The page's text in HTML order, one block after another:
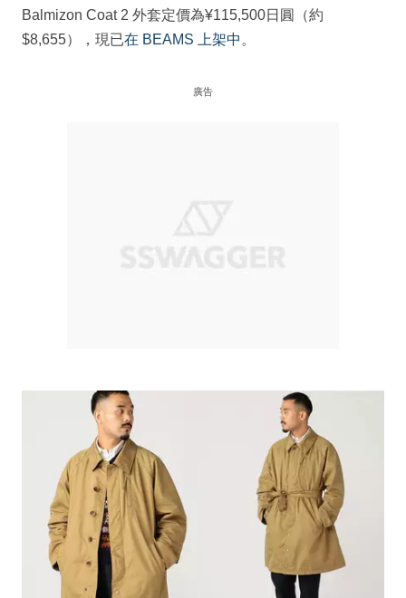
Balmizon Coat 2 外套定價為¥115,500日圓（約
$8,655），現已在 BEAMS 上架中 。
廣告